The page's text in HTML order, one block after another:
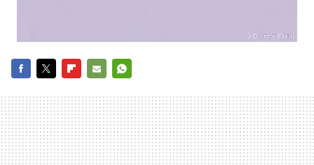
MAIL